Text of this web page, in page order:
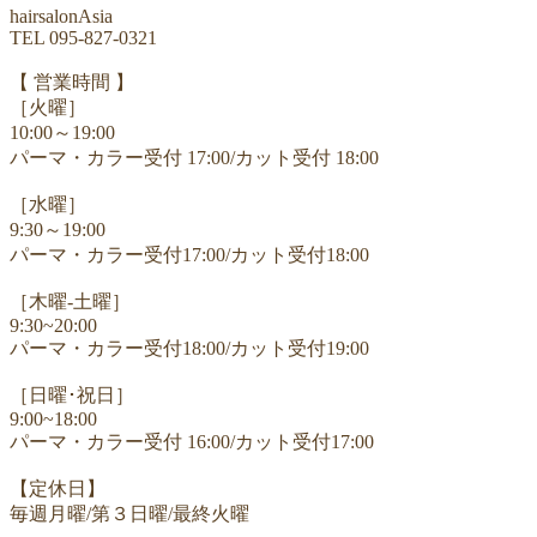
hairsalonAsia
TEL 095-827-0321
【 営業時間 】
［火曜］
10:00～19:00
パーマ・カラー受付 17:00/カット受付 18:00
［水曜］
9:30～19:00
パーマ・カラー受付17:00/カット受付18:00
［木曜-土曜］
9:30~20:00
パーマ・カラー受付18:00/カット受付19:00
［日曜･祝日］
9:00~18:00
パーマ・カラー受付 16:00/カット受付17:00
【定休日】
毎週月曜/第３日曜/最終火曜